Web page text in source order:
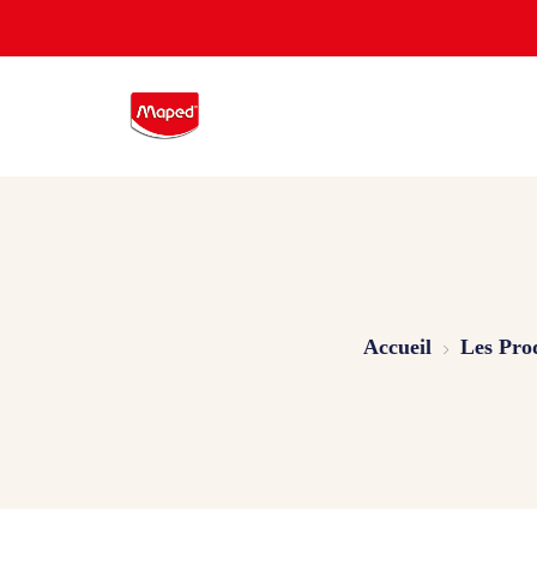
Accueil Les